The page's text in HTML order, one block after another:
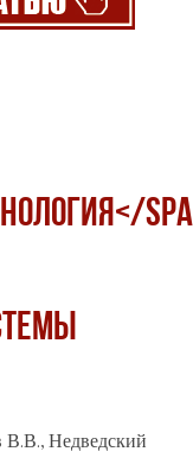
В.В., Недведский